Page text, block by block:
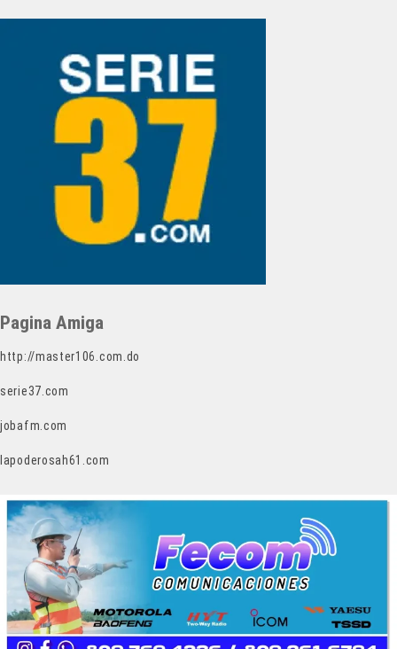
Pagina Amiga
http://master106.com.do
serie37.com
jobafm.com
lapoderosah61.com